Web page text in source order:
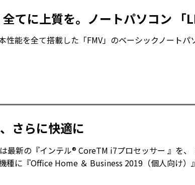
てに上質を。ノートパソコン 「
能を全て搭載した「FMV」のベーシックノートパ
さらに快適に
最新の『インテル® CoreTM i7プロセッサー 』を
種に『Office Home ＆ Business 2019（個人向け